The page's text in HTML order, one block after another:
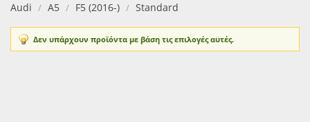
Audi / Α5 / F5 (2016-) / Standard
Δεν υπάρχουν προϊόντα με βάση τις επιλογές αυτές.